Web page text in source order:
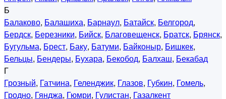
Б
Балаково, Балашиха, Барнаул, Батайск, Белгород,
Бердск, Березники, Бийск, Благовещенск, Братск, Брянск,
Бугульма, Брест, Баку, Батуми, Байконыр, Бишкек,
Бельцы, Бендеры, Бухара, Бекобод, Балхаш, Бекабад
Г
Грозный, Гатчина, Геленджик, Глазов, Губкин, Гомель,
Гродно, Гянджа, Гюмри, Гулистан, Газалкент